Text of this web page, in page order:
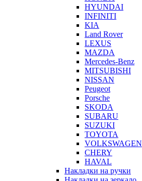
HYUNDAI
INFINITI
KIA
Land Rover
LEXUS
MAZDA
Mercedes-Benz
MITSUBISHI
NISSAN
Peugeot
Porsche
SKODA
SUBARU
SUZUKI
TOYOTA
VOLKSWAGEN
CHERY
HAVAL
Накладки на ручки